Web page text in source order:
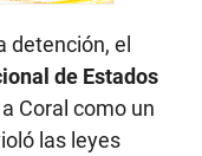
detención, el
de Estados
Coral como un
las leyes